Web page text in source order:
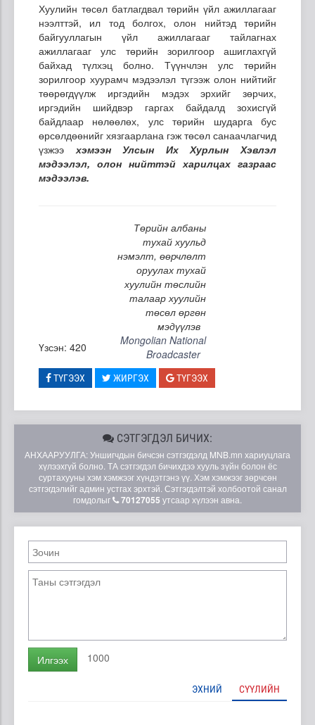
Хуулийн төсөл батлагдвал төрийн үйл ажиллагааг
нээлттэй, ил тод болгох, олон нийтэд төрийн
байгууллагын үйл ажиллагааг тайлагнах
ажиллагааг улс төрийн зорилгоор ашиглахгүй
байхад түлхэц болно. Түүнчлэн улс төрийн
зорилгоор хуурамч мэдээлэл түгээж олон нийтийг
төөрөгдүүлж иргэдийн мэдэх эрхийг зөрчих,
иргэдийн шийдвэр гаргах байдалд зохисгүй
байдлаар нөлөөлөх, улс төрийн шударга бус
өрсөлдөөнийг хязгаарлана гэж төсөл санаачлагчид
үзжээ хэмээн Улсын Их Хурлын Хэвлэл
мэдээлэл, олон нийттэй харилцах газраас
мэдээлэв.
Төрийн албаны
тухай хуульд
нэмэлт, өөрчлөлт
оруулах тухай
хуулийн төслийн
талаар хуулийн
төсөл өргөн
мэдүүлэв
Үзсэн: 420
Mongolian National
Broadcaster
ТҮГЭЭХ ЖИРГЭХ ТҮГЭЭХ
СЭТГЭГДЭЛ БИЧИХ:
АНХААРУУЛГА: Уншигчдын бичсэн сэтгэгдэлд MNB.mn хариуцлага
хүлээхгүй болно. ТА сэтгэгдэл бичихдээ хууль зүйн болон ёс
суртахууны хэм хэмжээг хүндэтгэнэ үү. Хэм хэмжээг зөрчсөн
сэтгэгдэлийг админ устгах эрхтэй. Сэтгэгдэлтэй холбоотой санал
гомдолыг
70127055 утсаар хүлээн авна.
Илгээх 1000
ЭХНИЙ СҮҮЛИЙН